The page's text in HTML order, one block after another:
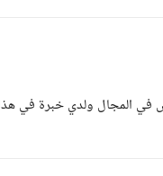
المجال ولدي خبرة في